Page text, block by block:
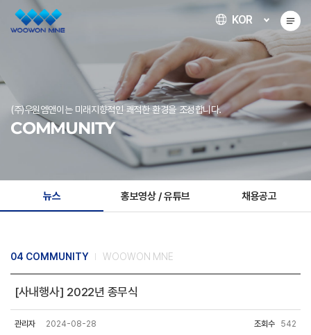
KOR
(주)우원엠앤이는 미래지향적인 쾌적한 환경을 조성합니다.
COMMUNITY
뉴스 홍보영상 / 유튜브 채용공고
04 COMMUNITY WOOWON MNE
[사내행사] 2022년 종무식
관리자 2024-08-28 조회수 542